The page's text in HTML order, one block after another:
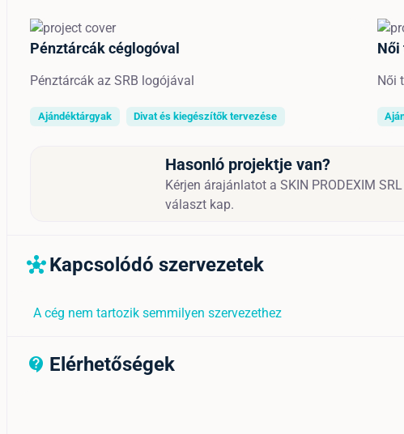
Pénztárcák céglogóval
Pénztárcák az SRB logójával
Ajándéktárgyak Divat és kiegészítők tervezése
Női
Női
Hasonló projektje van?
Kérjen árajánlatot a SKIN PRODEXIM
választ kap.
hub Kapcsolódó szervezetek
A cég nem tartozik semmilyen szervezethez
contact_support_outline
Elérhetőségek